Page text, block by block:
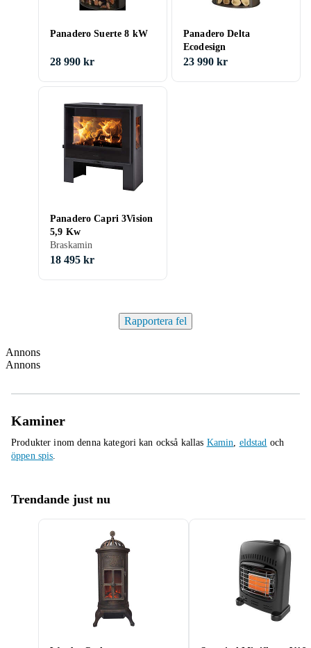
Panadero Suerte 8 kW
28 990 kr
Panadero Delta
Ecodesign
23 990 kr
Panadero Capri 3Vision
5,9 Kw
Braskamin
18 495 kr
Rapportera fel
Annons
Annons
Kaminer
Produkter inom denna kategori kan också kallas Kamin, eldstad och
öppen spis.
Trendande just nu